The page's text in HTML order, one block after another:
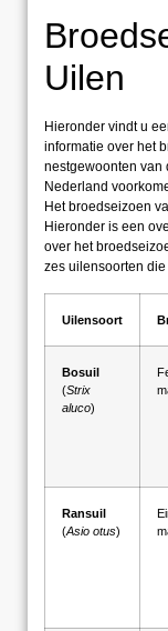
Uilen
Hieronder vindt u
informatie over het
nestgewoonten van
Nederland
Het broedseizoen
Hieronder is een
over het
zes uilensoorten
Uilensoort
Bosuil
(Strix
aluco)
Ransuil
(Asio otus)